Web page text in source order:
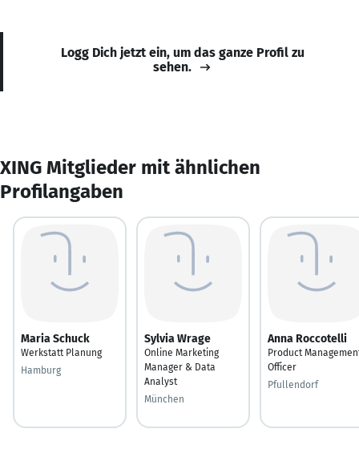
Logg Dich jetzt ein, um das ganze Profil zu
sehen.
XING Mitglieder mit ähnlichen
Profilangaben
Maria Schuck
Werkstatt Planung
Hamburg
Sylvia Wrage
Online Marketing
Manager & Data
Analyst
München
Anna Roccotelli
Product
Officer
Pfullendorf